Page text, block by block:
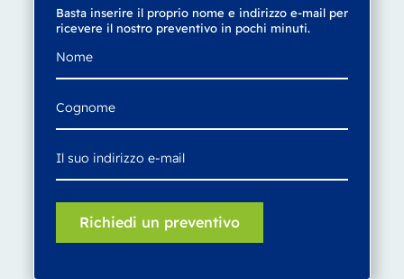
Basta inserire il proprio nome e indirizzo e-mail per
ricevere il nostro preventivo in pochi minuti.